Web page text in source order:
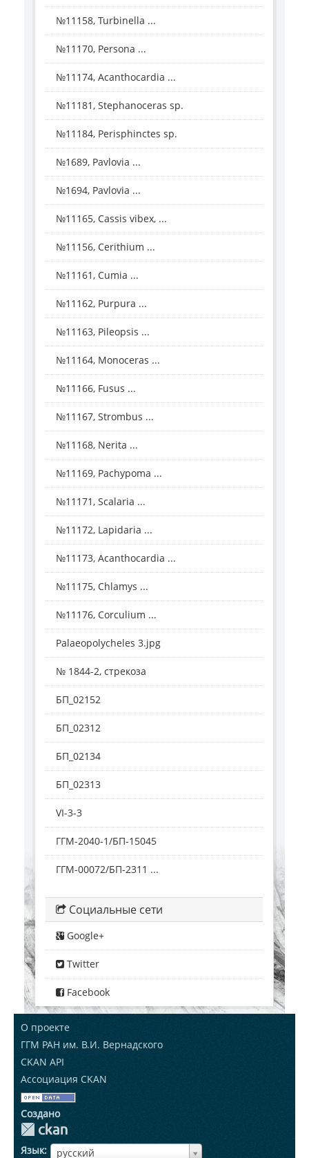
№11158, Turbinella ...
№11170, Persona ...
№11174, Acanthocardia ...
№11181, Stephanoceras sp.
№11184, Perisphinctes sp.
№1689, Pavlovia ...
№1694, Pavlovia ...
№11165, Cassis vibex, ...
№11156, Cerithium ...
№11161, Cumia ...
№11162, Purpura ...
№11163, Pileopsis ...
№11164, Monoceras ...
№11166, Fusus ...
№11167, Strombus ...
№11168, Nerita ...
№11169, Pachypoma ...
№11171, Scalaria ...
№11172, Lapidaria ...
№11173, Acanthocardia ...
№11175, Chlamys ...
№11176, Corculium ...
Palaeopolycheles 3.jpg
№ 1844-2, стрекоза
БП_02152
БП_02312
БП_02134
БП_02313
VI-3-3
ГГМ-2040-1/БП-15045
ГГМ-00072/БП-2311 ...
Социальные сети
Google+
Twitter
Facebook
О проекте
ГГМ РАН им. В.И. Вернадского
CKAN API
Ассоциация CKAN
Создано
Язык русский
ЯзыкЯзык